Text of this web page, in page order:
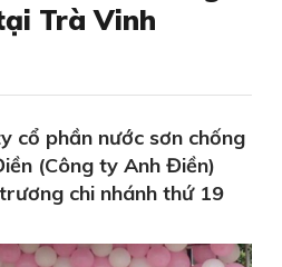
Trà Vinh
cổ phần nước sơn chống
(Công ty Anh Điền)
chi nhánh thứ 19